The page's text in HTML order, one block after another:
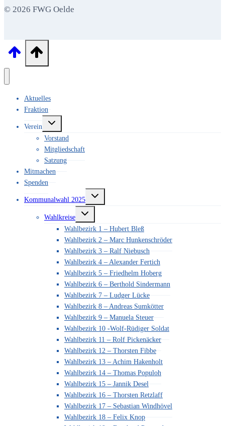
© 2026 FWG Oelde
Aktuelles
Fraktion
Verein
Untermenü
umschalten
Vorstand
Mitgliedschaft
Satzung
Mitmachen
Spenden
Kommunalwahl 2025
Untermenü
umschalten
Wahlkreise
Untermenü
umschalten
Wahlbezirk 1 – Hubert Bleß
Wahlbezirk 2 – Marc Hunkenschröder
Wahlbezirk 3 – Ralf Niebusch
Wahlbezirk 4 – Alexander Fertich
Wahlbezirk 5 – Friedhelm Hoberg
Wahlbezirk 6 – Berthold Sindermann
Wahlbezirk 7 – Ludger Lücke
Wahlbezirk 8 – Andreas Sumkötter
Wahlbezirk 9 – Manuela Steuer
Wahlbezirk 10 -Wolf-Rüdiger Soldat
Wahlbezirk 11 – Rolf Pickenäcker
Wahlbezirk 12 – Thorsten Fibbe
Wahlbezirk 13 – Achim Hakenholt
Wahlbezirk 14 – Thomas Populoh
Wahlbezirk 15 – Jannik Desel
Wahlbezirk 16 – Thorsten Retzlaff
Wahlbezirk 17 – Sebastian Windhövel
Wahlbezirk 18 – Felix Knop